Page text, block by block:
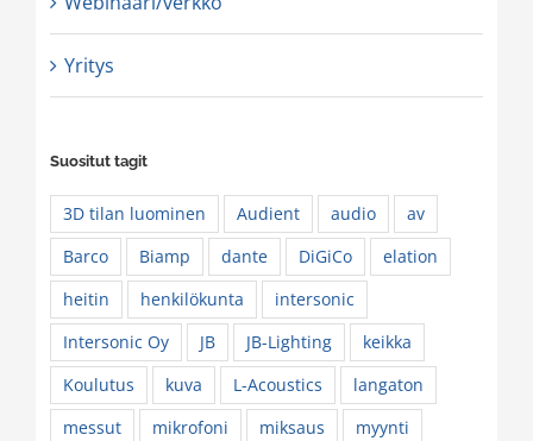
Yritys
Suositut tagit
3D tilan luominen Audient audio
av
Barco
Biamp dante DiGiCo
elation
heitin
henkilökunta
intersonic
Intersonic Oy
JB JB-Lighting
keikka
Koulutus
kuva L-Acoustics
langaton
messut
mikrofoni miksaus
myynti